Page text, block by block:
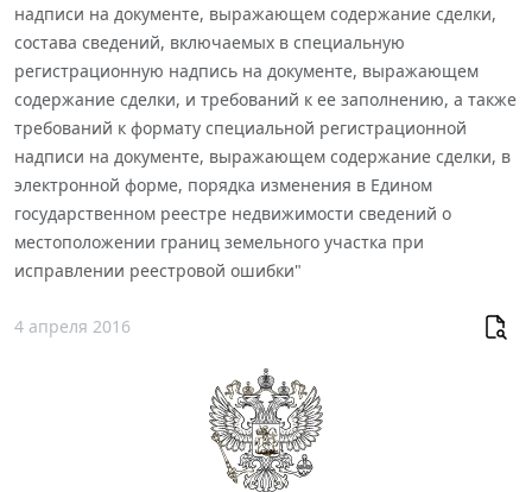
надписи на документе, выражающем содержание сделки,
состава сведений, включаемых в специальную
регистрационную надпись на документе, выражающем
содержание сделки, и требований к ее заполнению, а также
требований к формату специальной регистрационной
надписи на документе, выражающем содержание сделки, в
электронной форме, порядка изменения в Едином
государственном реестре недвижимости сведений о
местоположении границ земельного участка при
исправлении реестровой ошибки"
4 апреля 2016